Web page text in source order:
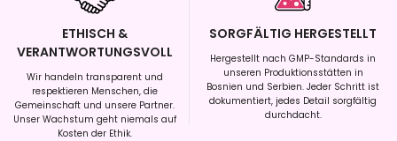
ETHISCH &
VERANTWORTUNGSVOLL
Wir handeln transparent und
respektieren Menschen, die
Gemeinschaft und unsere Partner.
Unser Wachstum geht niemals auf
Kosten der Ethik.
SORGFÄLTIG HERGESTELLT
Hergestellt nach GMP-Standards in
unseren Produktionsstätten in
Bosnien und Serbien. Jeder Schritt ist
dokumentiert, jedes Detail sorgfältig
durchdacht.